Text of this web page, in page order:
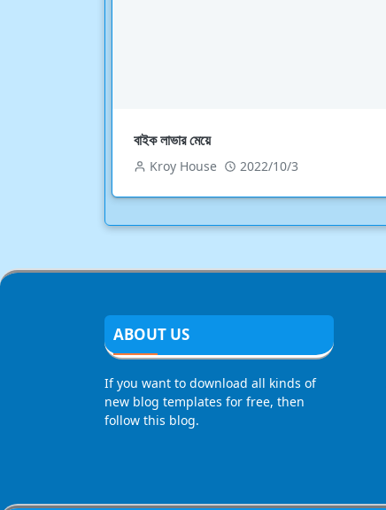
বাইক লাভার মেয়ে
Kroy House 2022/10/3
ABOUT US
If you want to download all kinds of
new blog templates for free, then
follow this blog.